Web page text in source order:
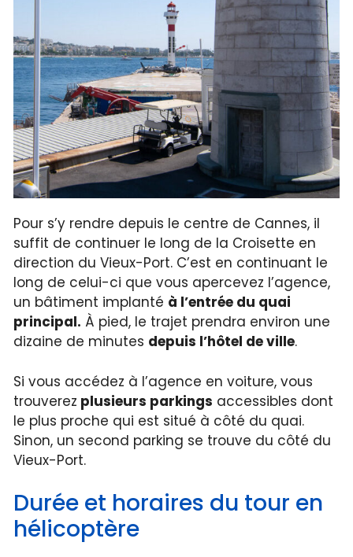
Pour s’y rendre depuis le centre de Cannes, il
suffit de continuer le long de la Croisette en
direction du Vieux-Port. C’est en continuant le
long de celui-ci que vous apercevez l’agence,
un bâtiment implanté à l’entrée du quai
principal. À pied, le trajet prendra environ une
dizaine de minutes depuis l’hôtel de ville.
Si vous accédez à l’agence en voiture, vous
trouverez plusieurs parkings accessibles dont
le plus proche qui est situé à côté du quai.
Sinon, un second parking se trouve du côté du
Vieux-Port.
Durée et horaires du tour en
hélicoptère